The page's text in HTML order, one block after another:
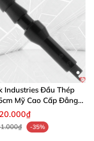
Industries Đầu Thép
Mỹ Cao Cấp Đẳng
-35%